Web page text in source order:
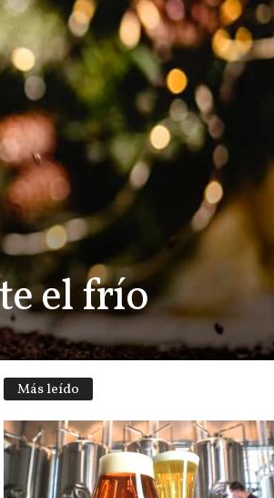
el frío
Más leído